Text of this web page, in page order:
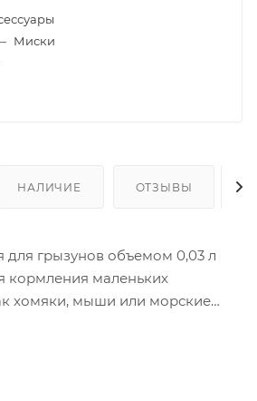
Миски
НАЛИЧИЕ ОТЗЫВЫ
для грызунов объемом 0,03 л
кормления маленьких
хомяки, мыши или морские